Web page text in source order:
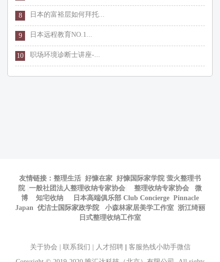
8 日本的富裕层如何拜托...
9 日本远程教育NO.1...
10 职场环境诊断士讲座-...
友情链接： 整理生活 好慷在家 好慷国际家学院 萤火整理书
院 一般社团法人整理收纳专家协会 整理收纳专家协会
微
博
知宅收纳 日本高端俱乐部 Club Concierge Pinnacle
Japan 优洁士国际家政学院 小森林家居美学工作室 浙江绮丽
日式整理收纳工作室
关于协会 联系我们 人才招聘
客服热线小助手微信